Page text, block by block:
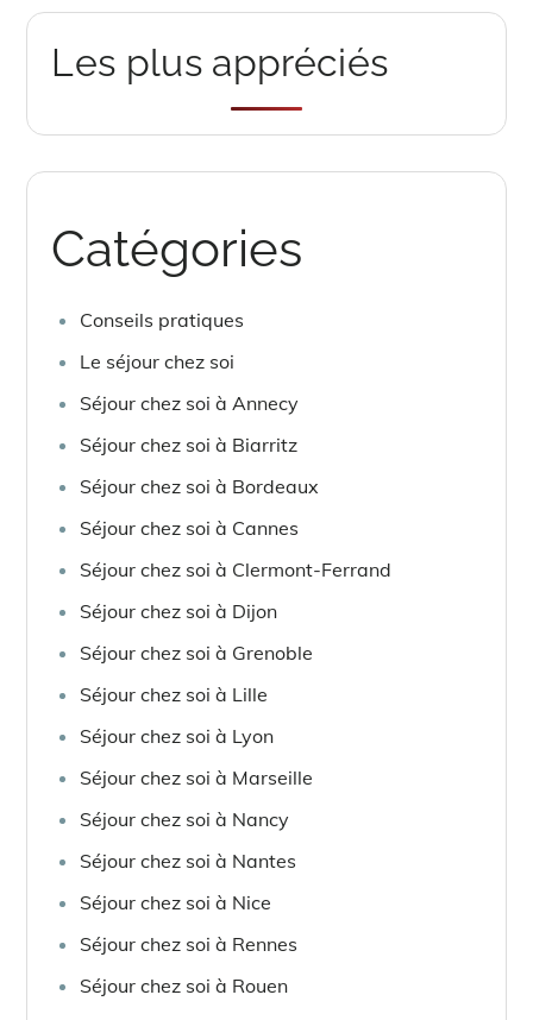
Les plus appréciés
Catégories
Conseils pratiques
Le séjour chez soi
Séjour chez soi à Annecy
Séjour chez soi à Biarritz
Séjour chez soi à Bordeaux
Séjour chez soi à Cannes
Séjour chez soi à Clermont-Ferrand
Séjour chez soi à Dijon
Séjour chez soi à Grenoble
Séjour chez soi à Lille
Séjour chez soi à Lyon
Séjour chez soi à Marseille
Séjour chez soi à Nancy
Séjour chez soi à Nantes
Séjour chez soi à Nice
Séjour chez soi à Rennes
Séjour chez soi à Rouen